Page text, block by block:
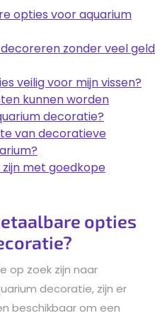
opties voor aquarium
zonder veel geld
veilig voor mijn vissen?
kunnen worden
decoratie?
van decoratieve
met goedkope
opties
op zoek zijn naar
decoratie, zijn er
beschikbaar om een